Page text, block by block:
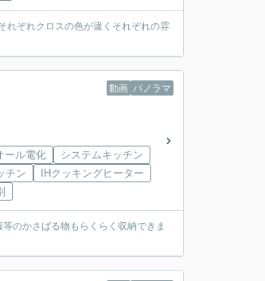
れぞれクロスの色が違くそれぞれの雰
動画 パノラマ
ール電化
システムキッチン
チン
IHクッキングヒーター
のかさばる物もらくらく収納できま